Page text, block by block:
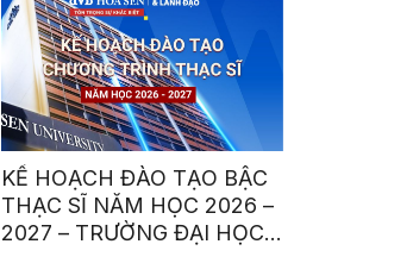
KẾ HOẠCH ĐÀO TẠO BẬC
THẠC SĨ NĂM HỌC 2026 –
2027 – TRƯỜNG ĐẠI HỌC